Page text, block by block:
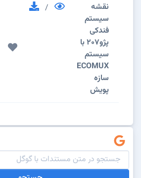
نقشه
سیستم
فندکی
پژو207 با
سیستم
ECOMUX
سازه
پویش
/